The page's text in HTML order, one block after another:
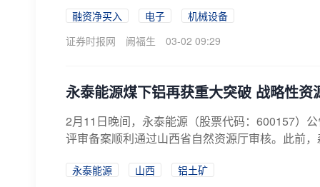
融资净买入 电子
机械设备
证券时报网
阙福生 03-02 09:29
永泰能源煤下铝再获重大突破 战略性资
2月11日晚间，永泰能源（股票代码：600157）
评审备案顺利通过山西省自然资源厅审核。此前
永泰能源 山西
铝土矿